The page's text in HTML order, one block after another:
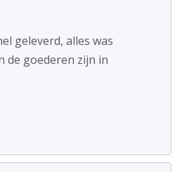
geleverd, alles was
de goederen zijn in